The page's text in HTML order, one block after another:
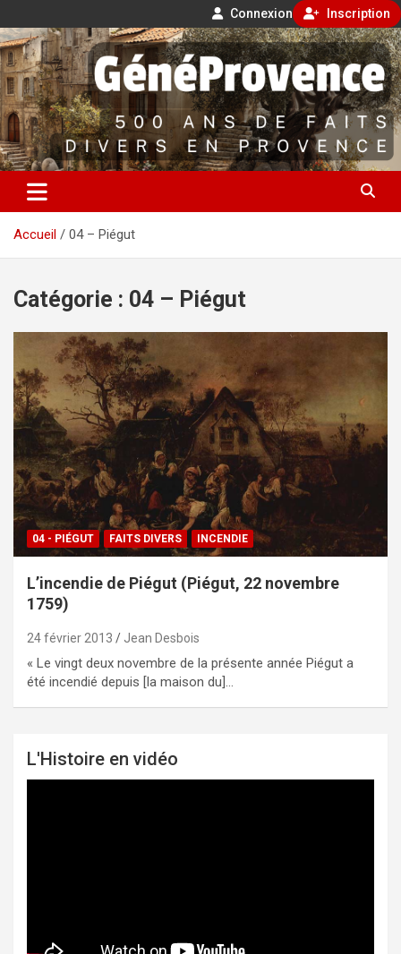
Connexion Inscription
Aller
au
contenu
GénéProvence
500 ans de faits divers en Provence
Accueil 04 – Piégut
Catégorie : 04 – Piégut
04 - PIÉGUT FAITS DIVERS INCENDIE
L’incendie de Piégut (Piégut, 22 novembre
1759)
24 février 2013 Jean Desbois
« Le vingt deux novembre de la présente année Piégut a
été incendié depuis [la maison du]…
L'Histoire en vidéo